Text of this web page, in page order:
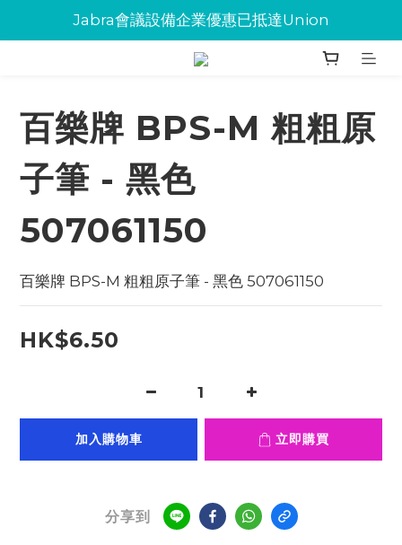
Jabra會議設備企業優惠已抵達Union
Jabra會議設備企業優惠已抵達Union
環保碳粉歡迎大量下單
百樂牌 BPS-M 粗粗原
子筆 - 黑色
507061150
百樂牌 BPS-M 粗粗原子筆 - 黑色 507061150
HK$6.50
加入購物車 立即購買
分享到